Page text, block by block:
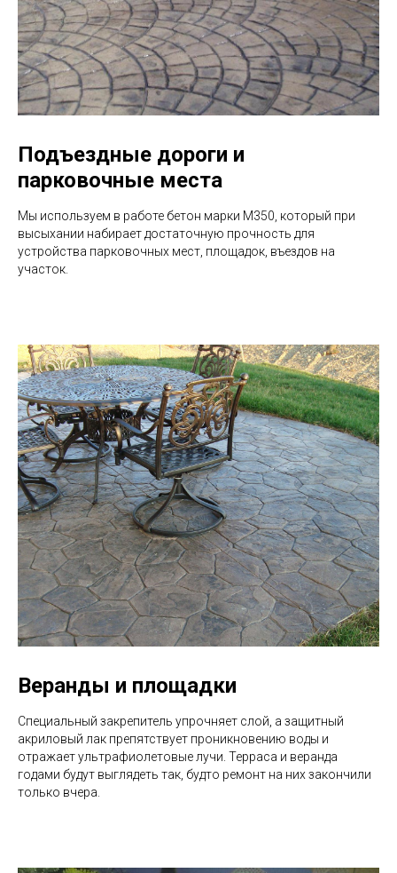
Подъездные дороги и
парковочные места
Мы используем в работе бетон марки М350, который при
высыхании набирает достаточную прочность для
устройства парковочных мест, площадок, въездов на
участок.
Веранды и площадки
Специальный закрепитель упрочняет слой, а защитный
акриловый лак препятствует проникновению воды и
отражает ультрафиолетовые лучи. Терраса и веранда
годами будут выглядеть так, будто ремонт на них закончили
только вчера.